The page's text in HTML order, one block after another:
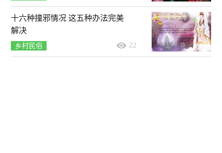
十六种撞邪情况 这五种办法完美
解决
乡村民俗 22